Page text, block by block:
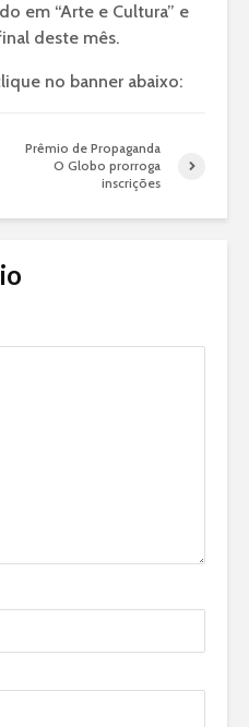
em “Arte e Cultura” e
deste mês.
no banner abaixo:
Prêmio de Propaganda
O Globo prorroga
inscrições